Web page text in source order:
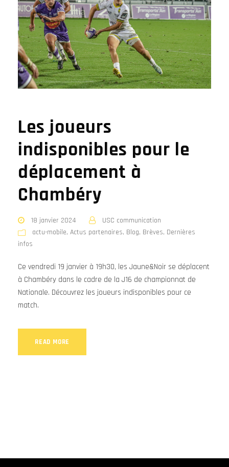
Les joueurs
indisponibles pour le
déplacement à
Chambéry
18 janvier 2024
USC communication
actu-mobile, Actus partenaires, Blog, Brèves, Dernières
infos
Ce vendredi 19 janvier à 19h30, les Jaune&Noir se déplacent
à Chambéry dans le cadre de la J16 de championnat de
Nationale. Découvrez les joueurs indisponibles pour ce
match.
READ MORE